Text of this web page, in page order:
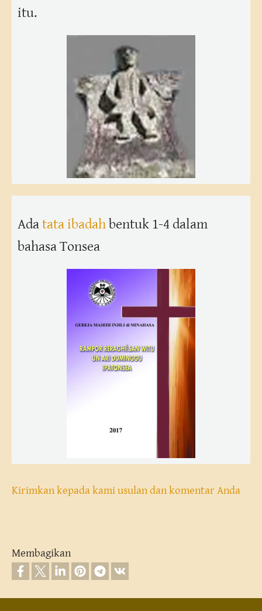
itu.
Adatata ibadahbentuk 1-4 dalam
bahasa Tonsea
Kirimkan kepada kami usulan dan komentar Anda
Membagikan